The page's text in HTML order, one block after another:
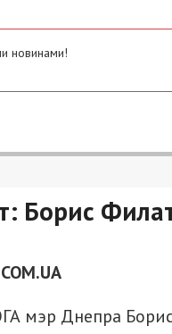
новинами!
Борис
мэр Днепра